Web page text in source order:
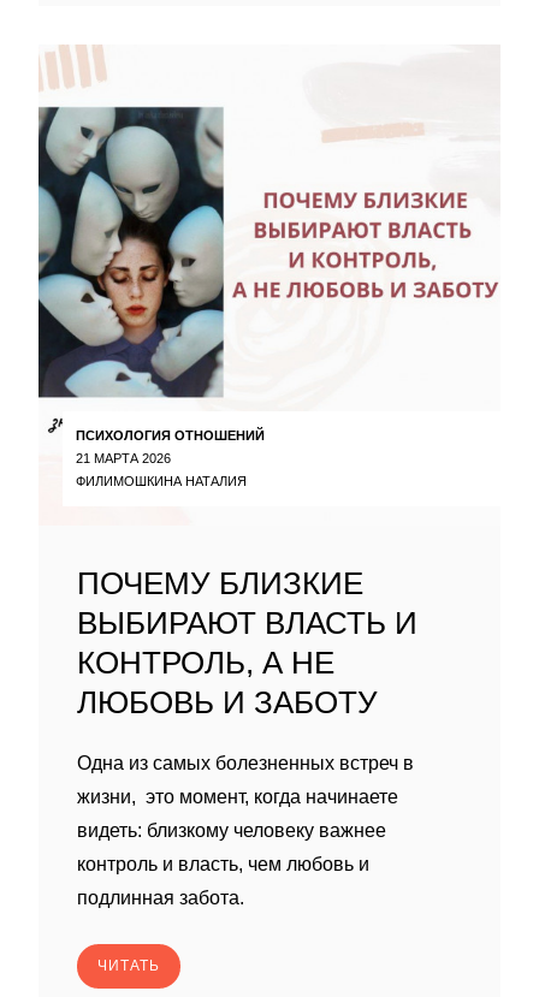
ПСИХОЛОГИЯ ОТНОШЕНИЙ
21 МАРТА 2026
ФИЛИМОШКИНА НАТАЛИЯ
ПОЧЕМУ БЛИЗКИЕ
ВЫБИРАЮТ ВЛАСТЬ И
КОНТРОЛЬ, А НЕ
ЛЮБОВЬ И ЗАБОТУ
Одна из самых болезненных встреч в
жизни, это момент, когда начинаете
видеть: близкому человеку важнее
контроль и власть, чем любовь и
подлинная забота.
ЧИТАТЬ